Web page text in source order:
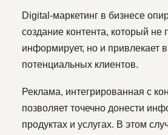
Digital-маркетинг в бизнесе
создание контента, который не
информирует, но и привлекает
потенциальных клиентов.
Реклама, интегрированная с
позволяет точечно донести
продуктах и услугах. В этом